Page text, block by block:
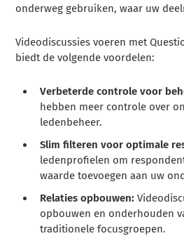
onderweg gebruiken, waar uw
Videodiscussies voeren met
biedt de volgende voordelen:
Verbeterde controle voor
hebben meer controle over
ledenbeheer.
Slim filteren voor optimale
ledenprofielen om
waarde toevoegen aan uw
Relaties opbouwen:
opbouwen en onderhouden
traditionele focusgroepen.